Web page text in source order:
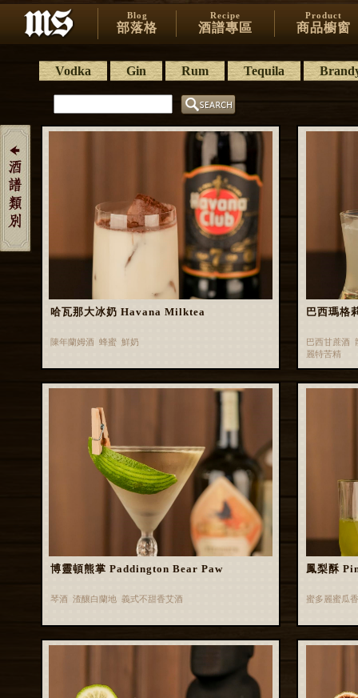
Blog
部落格
Recipe
酒譜專區
Product
商品櫥窗
Vodka Gin Rum Tequila
哈瓦那大冰奶 Havana Milktea
陳年蘭姆酒 蜂蜜 鮮奶
巴西瑪
巴西甘蔗酒
麗特苦精
博靈頓熊掌 Paddington Bear Paw
琴酒 渣釀白蘭地 義式不甜香艾酒
鳳梨酥
蜜多麗蜜瓜